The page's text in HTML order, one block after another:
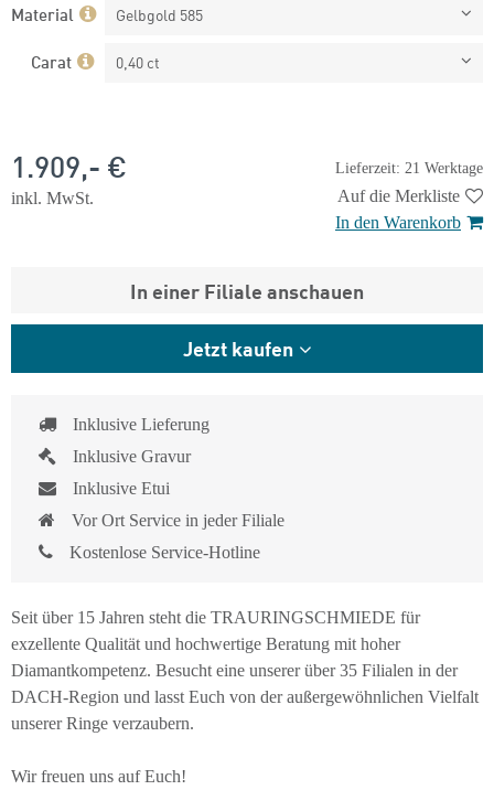
Material Gelbgold 585
Carat 0,40 ct
Lieferzeit: 21 Werktage
1.909,- €
inkl. MwSt.
Auf die Merkliste
In den Warenkorb
In einer Filiale anschauen
Jetzt kaufen
Inklusive Lieferung
Inklusive Gravur
Inklusive Etui
Vor Ort Service in jeder Filiale
Kostenlose Service-Hotline
Seit über 15 Jahren steht die TRAURINGSCHMIEDE für
exzellente Qualität und hochwertige Beratung mit hoher
Diamantkompetenz. Besucht eine unserer über 35 Filialen in der
DACH-Region und lasst Euch von der außergewöhnlichen Vielfalt
unserer Ringe verzaubern.
Wir freuen uns auf Euch!